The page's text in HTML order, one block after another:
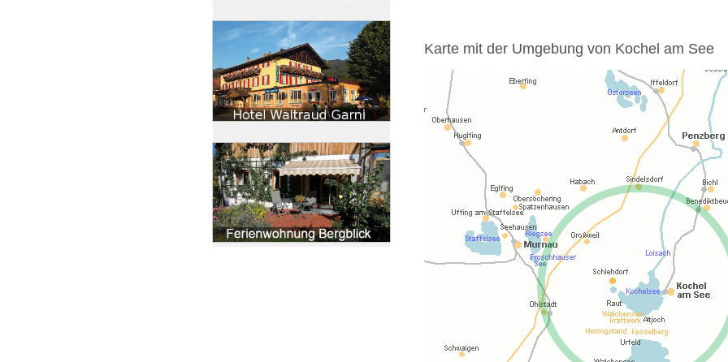
Karte mit der Umgebung von Kochel am See